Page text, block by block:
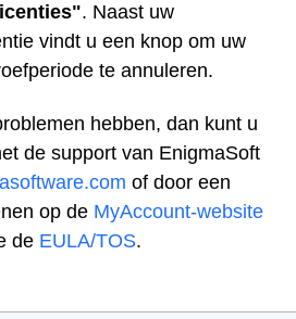
. Naast uw
vindt u een knop om uw
te annuleren.
hebben, dan kunt u
de support van EnigmaSoft
of door een
op de MyAccount-website
de EULA/TOS.